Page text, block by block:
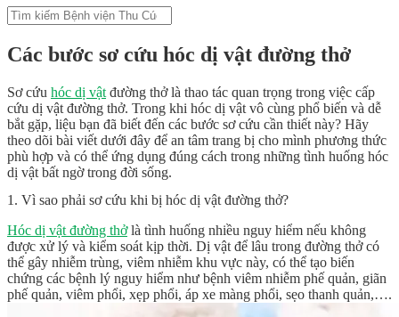
Các bước sơ cứu hóc dị vật đường thở
Sơ cứu hóc dị vật đường thở là thao tác quan trọng trong việc cấp
cứu dị vật đường thở. Trong khi hóc dị vật vô cùng phổ biến và dễ
bắt gặp, liệu bạn đã biết đến các bước sơ cứu cần thiết này? Hãy
theo dõi bài viết dưới đây để an tâm trang bị cho mình phương thức
phù hợp và có thể ứng dụng đúng cách trong những tình huống hóc
dị vật bất ngờ trong đời sống.
1. Vì sao phải sơ cứu khi bị hóc dị vật đường thở?
Hóc dị vật đường thởlà tình huống nhiều nguy hiểm nếu không
được xử lý và kiểm soát kịp thời. Dị vật để lâu trong đường thở có
thể gây nhiễm trùng, viêm nhiễm khu vực này, có thể tạo biến
chứng các bệnh lý nguy hiểm như bệnh viêm nhiễm phế quản, giãn
phế quản, viêm phổi, xẹp phổi, áp xe màng phổi, sẹo thanh quản,….